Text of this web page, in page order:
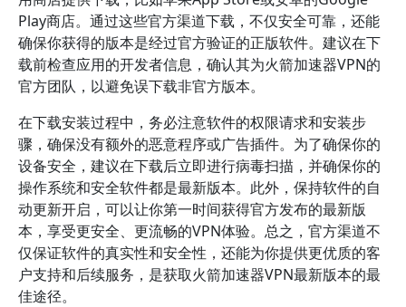
Play商店。通过这些官方渠道下载，不仅安全可靠，还能
确保你获得的版本是经过官方验证的正版软件。建议在下
载前检查应用的开发者信息，确认其为火箭加速器VPN的
官方团队，以避免误下载非官方版本。
在下载安装过程中，务必注意软件的权限请求和安装步
骤，确保没有额外的恶意程序或广告插件。为了确保你的
设备安全，建议在下载后立即进行病毒扫描，并确保你的
操作系统和安全软件都是最新版本。此外，保持软件的自
动更新开启，可以让你第一时间获得官方发布的最新版
本，享受更安全、更流畅的VPN体验。总之，官方渠道不
仅保证软件的真实性和安全性，还能为你提供更优质的客
户支持和后续服务，是获取火箭加速器VPN最新版本的最
佳途径。